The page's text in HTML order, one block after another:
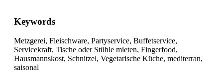
Keywords
Metzgerei, Fleischware, Partyservice, Buffetservice,
Servicekraft, Tische oder Stühle mieten, Fingerfood,
Hausmannskost, Schnitzel, Vegetarische Küche, mediterran,
saisonal